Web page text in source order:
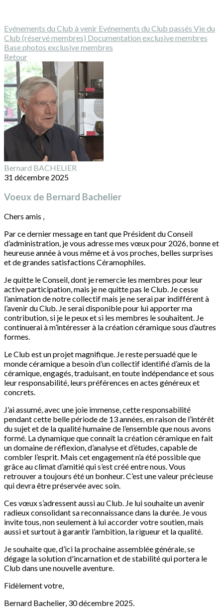
Evénements du Club à venir Evénements du Club passés Vie du
Club (réservé membres) Documentation exclusive membres
Base photos exclusive membres
Retour
Bernard BACHELIER
31 décembre 2025
Voeux de Bernard Bachelier
Chers amis ,
Par ce dernier message en tant que Président du Conseil
d’administration, je vous adresse mes vœux pour 2026, bonne et
heureuse année à vous même et à vos proches, belles surprises
et de grandes satisfactions Céramophiles.
Je quitte le Conseil, dont je remercie les membres pour leur
active participation, mais je ne quitte pas le Club. Je cesse
l’animation de notre collectif mais je ne serai par indifférent à
l’avenir du Club. Je serai disponible pour lui apporter ma
contribution, si je le peux et si les membres le souhaitent. Je
continuerai à m’intéresser à la création céramique sous d’autres
formes.
Le Club est un projet magnifique. Je reste persuadé que le
monde céramique a besoin d’un collectif identifié d’amis de la
céramique, engagés, traduisant, en toute indépendance et sous
leur responsabilité, leurs préférences en actes généreux et
concrets.
J’ai assumé, avec une joie immense, cette responsabilité
pendant cette belle période de 13 années, en raison de l’intérêt
du sujet et de la qualité humaine de l’ensemble que nous avons
formé. La dynamique que connaît la création céramique en fait
un domaine de réflexion, d’analyse et d’études, capable de
combler l’esprit. Mais cet engagement n’a été possible que
grâce au climat d’amitié qui s’est créé entre nous. Vous
retrouver a toujours été un bonheur. C’est une valeur précieuse
qui devra être préservée avec soin.
Ces vœux s’adressent aussi au Club. Je lui souhaite un avenir
radieux consolidant sa reconnaissance dans la durée. Je vous
invite tous, non seulement à lui accorder votre soutien, mais
aussi et surtout à garantir l’ambition, la rigueur et la qualité.
Je souhaite que, d’ici la prochaine assemblée générale, se
dégage la solution d'incarnation et de stabilité qui portera le
Club dans une nouvelle aventure.
Fidèlement votre,
Bernard Bachelier, 30 décembre 2025.